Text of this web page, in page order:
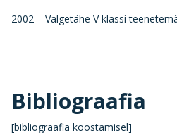
2002 – Valgetähe V klassi
Bibliograafia
[bibliograafia koostamisel]